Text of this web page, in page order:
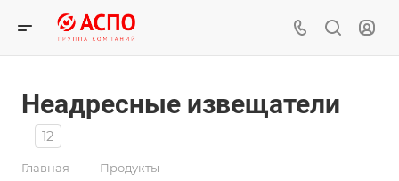
Неадресные извещатели
12
Главная — Продукты —